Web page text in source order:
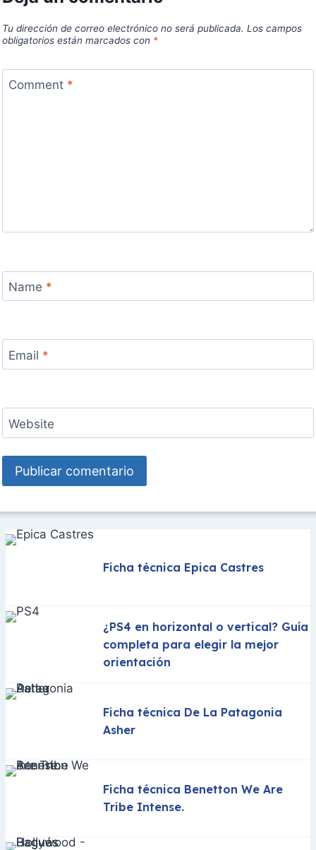
Tu dirección de correo electrónico no será publicada. Los campos
obligatorios están marcados con *
Comment *
Name *
Email *
Website
Ficha técnica Epica Castres
¿PS4 en horizontal o vertical? Guía
completa para elegir la mejor
orientación
Ficha técnica De La Patagonia
Asher
Ficha técnica Benetton We Are
Tribe Intense.